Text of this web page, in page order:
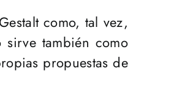
como, tal vez,
también como
propuestas de